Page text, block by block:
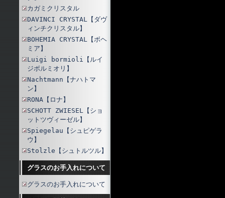
カガミクリスタル
DAVINCI CRYSTAL【ダヴ
ィンチクリスタル】
BOHEMIA CRYSTAL【ボヘ
ミア】
Luigi bormioli【ルイ
ジボルミオリ】
Nachtmann【ナハトマ
ン】
RONA【ロナ】
SCHOTT ZWIESEL【ショ
ットツヴィーゼル】
Spiegelau【シュピゲラ
ウ】
Stolzle【シュトルツル】
グラスのお手入れについて
グラスのお手入れについて